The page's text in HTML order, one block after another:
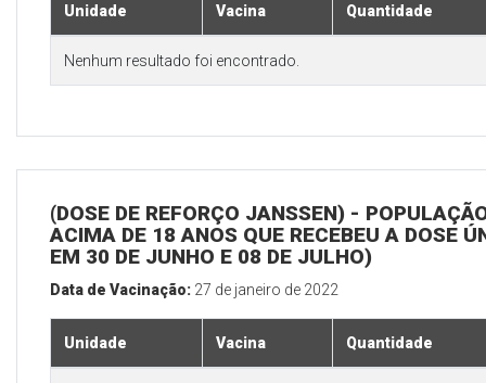
Unidade Vacina Quantidade
Nenhum resultado foi encontrado.
(DOSE DE REFORÇO JANSSEN) -
ACIMA DE 18 ANOS QUE RECEBEU A DOSE
EM 30 DE JUNHO E 08 DE JULHO)
Data de Vacinação: 27 de janeiro de 2022
Unidade Vacina Quantidade